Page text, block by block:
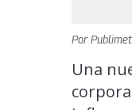
Por
Una